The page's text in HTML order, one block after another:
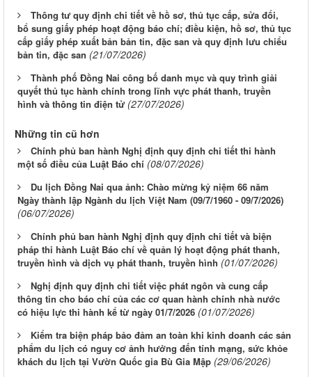
Thông tư quy định chi tiết về hồ sơ, thủ tục cấp, sửa đổi,
bổ sung giấy phép hoạt động báo chí; điều kiện, hồ sơ, thủ tục
cấp giấy phép xuất bản bản tin, đặc san và quy định lưu chiểu
bản tin, đặc san (21/07/2026)
Thành phố Đồng Nai công bố danh mục và quy trình giải
quyết thủ tục hành chính trong lĩnh vực phát thanh, truyền
hình và thông tin điện tử (27/07/2026)
Những tin cũ hơn
Chính phủ ban hành Nghị định quy định chi tiết thi hành
một số điều của Luật Báo chí (08/07/2026)
Du lịch Đồng Nai qua ảnh: Chào mừng kỷ niệm 66 năm
Ngày thành lập Ngành du lịch Việt Nam (09/7/1960 - 09/7/2026)
(06/07/2026)
Chính phủ ban hành Nghị định quy định chi tiết và biện
pháp thi hành Luật Báo chí về quản lý hoạt động phát thanh,
truyền hình và dịch vụ phát thanh, truyền hình (01/07/2026)
Nghị định quy định chi tiết việc phát ngôn và cung cấp
thông tin cho báo chí của các cơ quan hành chính nhà nước
có hiệu lực thi hành kể từ ngày 01/7/2026 (01/07/2026)
Kiểm tra biện pháp bảo đảm an toàn khi kinh doanh các sản
phẩm du lịch có nguy cơ ảnh hưởng đến tính mạng, sức khỏe
khách du lịch tại Vườn Quốc gia Bù Gia Mập (29/06/2026)